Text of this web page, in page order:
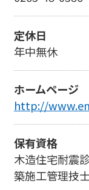
定休日
年中無休
ホームページ
http://
保有資格
木造住宅耐震
築施工管理技